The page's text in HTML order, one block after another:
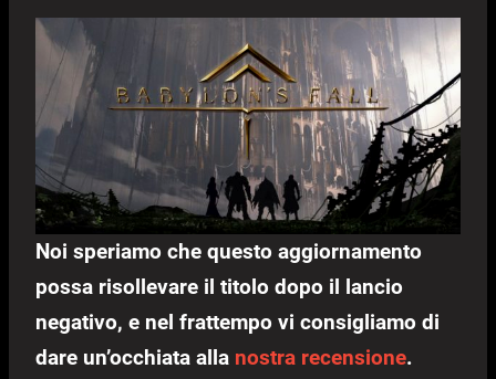
Noi speriamo che questo aggiornamento
possa risollevare il titolo dopo il lancio
negativo, e nel frattempo vi consigliamo di
dare un’occhiata alla nostra recensione.